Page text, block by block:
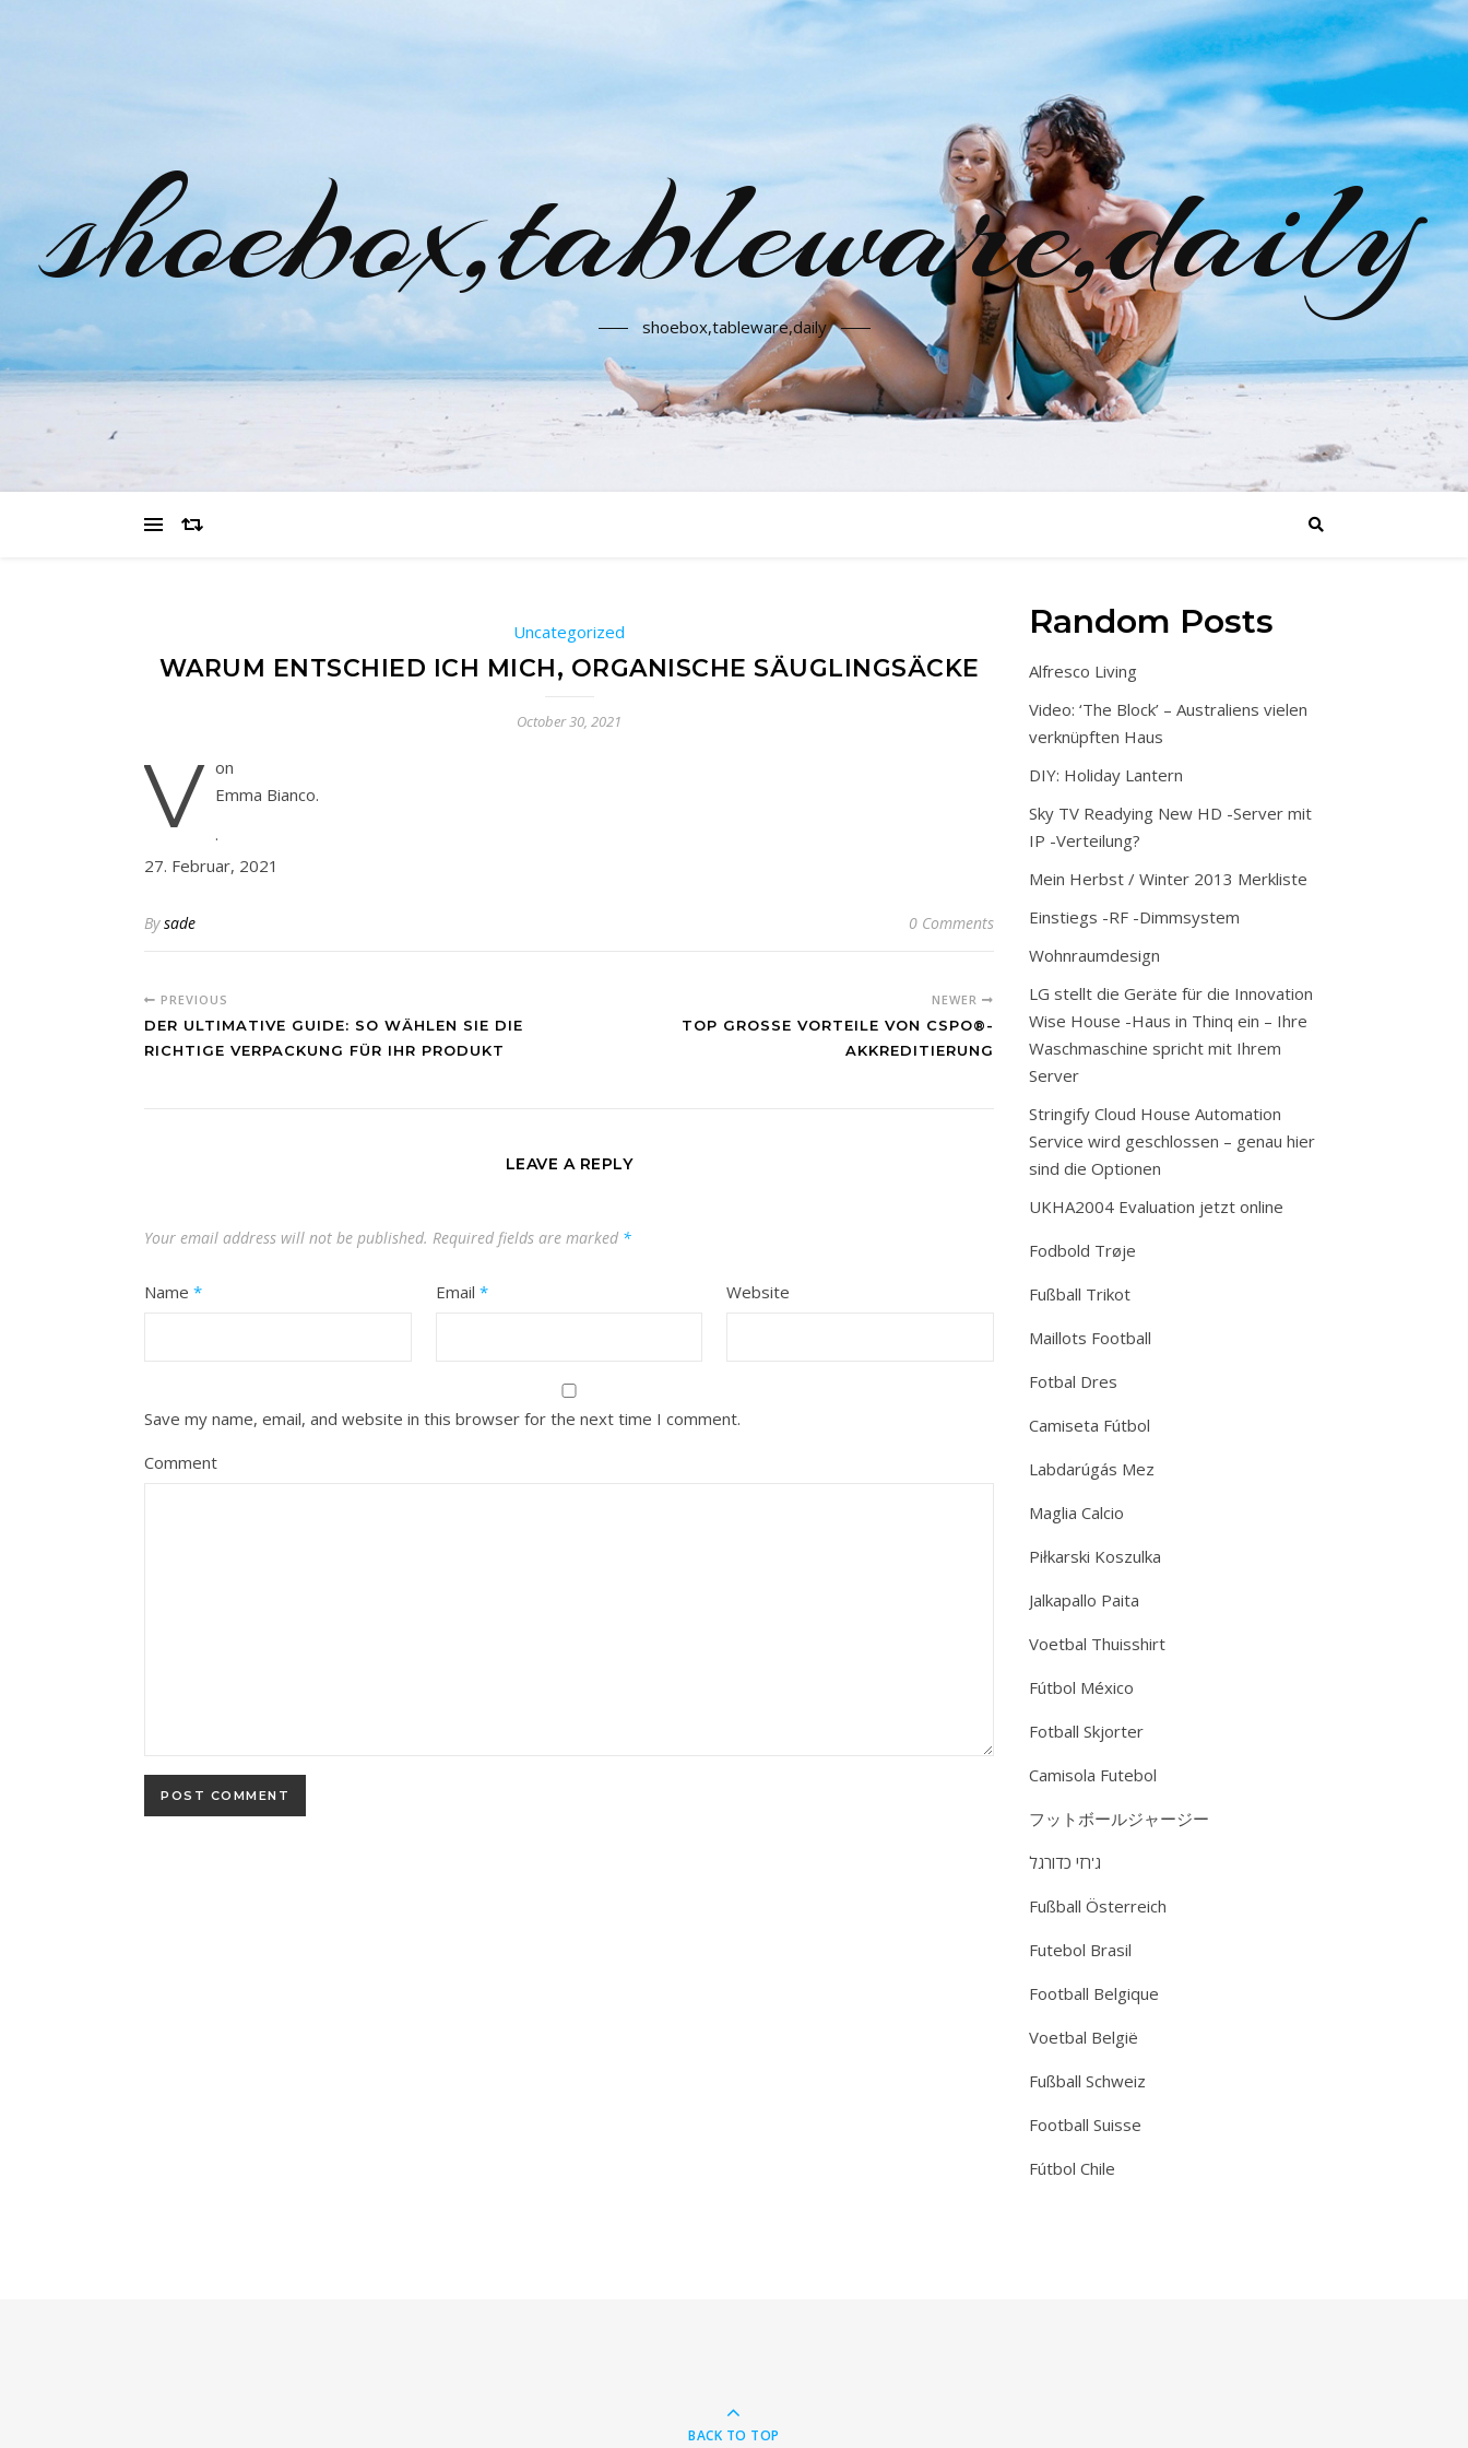
shoebox,tableware,daily
shoebox,tableware,daily
Uncategorized
WARUM ENTSCHIED ICH MICH, ORGANISCHE SÄUGLINGSÄCKE
October 30, 2021
v on
Emma Bianco.
·
27. Februar, 2021
Bysade 0 Comments
PREVIOUS
DER ULTIMATIVE GUIDE: SO WÄHLEN SIE DIE
RICHTIGE VERPACKUNG FÜR IHR PRODUKT
NEWER
TOP GROSSE VORTEILE VON CSPO®-A
KKREDITIERUNG
LEAVE A REPLY
Your email address will not be published. Required fields are marked *
Name * Email * Website
Save my name, email, and website in this browser for the next time I comment.
Comment
Random Posts
Alfresco Living
Video: ‘The Block’ – Australiens vielen
verknüpften Haus
DIY: Holiday Lantern
Sky TV Readying New HD -Server mit
IP -Verteilung?
Mein Herbst / Winter 2013 Merkliste
Einstiegs -RF -Dimmsystem
Wohnraumdesign
LG stellt die Geräte für die Innovation
Wise House -Haus in Thinq ein – Ihre
Waschmaschine spricht mit Ihrem
Server
Stringify Cloud House Automation
Service wird geschlossen – genau hier
sind die Optionen
UKHA2004 Evaluation jetzt online
Fodbold Trøje
Fußball Trikot
Maillots Football
Fotbal Dres
Camiseta Fútbol
Labdarúgás Mez
Maglia Calcio
Piłkarski Koszulka
Jalkapallo Paita
Voetbal Thuisshirt
Fútbol México
Fotball Skjorter
Camisola Futebol
フットボールジャージー
ג'רזי כדורגל
Fußball Österreich
Futebol Brasil
Football Belgique
Voetbal België
Fußball Schweiz
Football Suisse
Fútbol Chile
BACK TO TOP